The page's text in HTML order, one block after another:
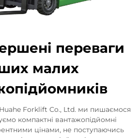
переваги
малих
Forklift Co., Ltd. ми пишаємося
компактні вантажопідйомні
цінами, не поступаючись